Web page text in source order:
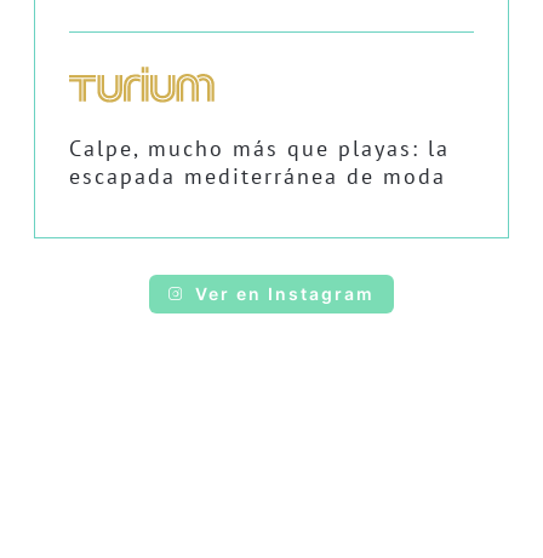
Calpe, mucho más que playas: la
escapada mediterránea de moda
Ver en Instagram